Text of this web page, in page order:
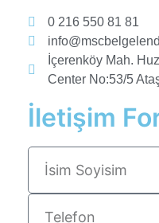
0 216 550 81 81
İçerenköy Mah.
Center No:53/5
İletişim